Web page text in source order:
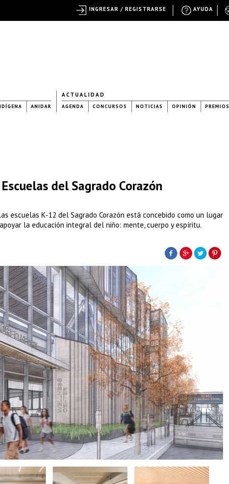
ANIDAR
ACTUALIDAD
AGENDA CONCURSOS NOTICIAS OPINIÓN PREMIOS
del Sagrado Corazón
escuelas K-12 del Sagrado Corazón está concebido como un lugar
la educación integral del niño: mente, cuerpo y espíritu.
AYUDA
INGRESAR / REGISTRARSE